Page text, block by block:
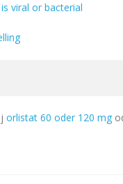
viral or bacterial
orlistat 60 oder 120 mg